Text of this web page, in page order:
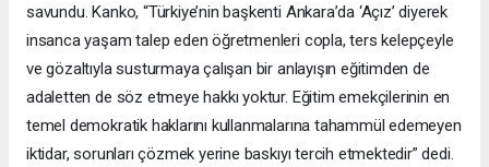
savundu. Kanko, “Türkiye’nin başkenti Ankara’da ‘Açız’ diyerek
insanca yaşam talep eden öğretmenleri copla, ters kelepçeyle
ve gözaltıyla susturmaya çalışan bir anlayışın eğitimden de
adaletten de söz etmeye hakkı yoktur. Eğitim emekçilerinin en
temel demokratik haklarını kullanmalarına tahammül edemeyen
iktidar, sorunları çözmek yerine baskıyı tercih etmektedir” dedi.